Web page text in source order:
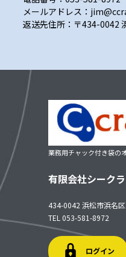
メールアドレス：
返送先住所：〒434-0042
業務用チャック付き袋の
有限会社シーク
434-0042 浜松市浜名
TEL 053-581-8972
ログイン